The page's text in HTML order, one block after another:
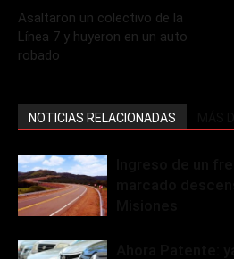
Asaltaron un colectivo de la
Línea 7 y huyeron en un auto
robado
NOTICIAS RELACIONADAS